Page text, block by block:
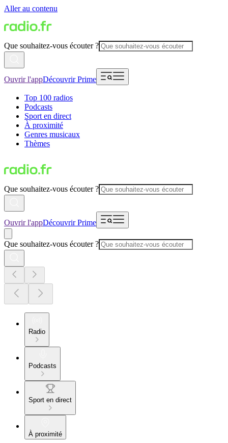
Aller au contenu
Que souhaitez-vous écouter ?
Ouvrir l'appDécouvrir Prime
Top 100 radios
Podcasts
Sport en direct
À proximité
Genres musicaux
Thèmes
Que souhaitez-vous écouter ?
Ouvrir l'appDécouvrir Prime
Que souhaitez-vous écouter ?
Radio
Podcasts
Sport en direct
À proximité